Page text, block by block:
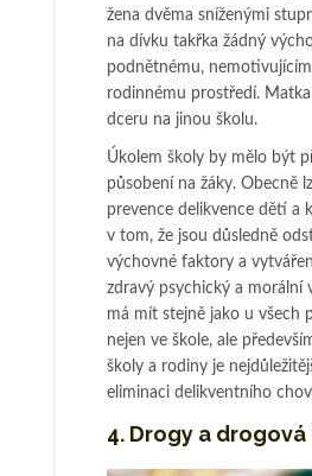
žena dvěma sní­ženými
na dívku takřka žádný
pod­nětnému,
rodinnému prostředí.
dceru na jinou školu.
Úkolem školy by mělo být
působení na žáky. Obec­ně
prevence delikvence dětí a
v tom, že jsou důsledně
výchovné faktory a
zdravý psychický a morální
má mít stej­ně jako u všech
nejen ve škole, ale
školy a rodiny je
eliminaci de­­likventního
4. Drogy a